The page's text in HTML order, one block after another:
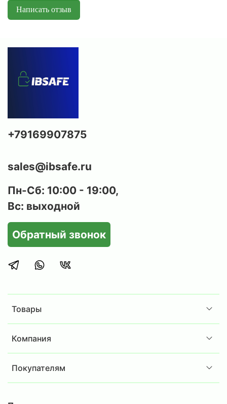
Написать отзыв
Товары
Компания
Покупателям
+79169907875
sales@ibsafe.ru
Пн-Сб: 10:00 - 19:00,
Вс: выходной
Обратный звонок